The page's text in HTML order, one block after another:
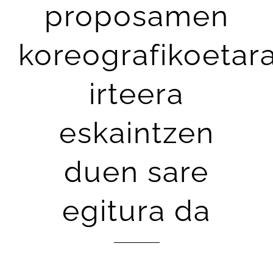
proposamen
irteera
eskaintzen
duen sare
egitura da